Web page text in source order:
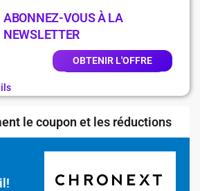
ABONNEZ-VOUS À LA
NEWSLETTER
OBTENIR L'OFFRE
le coupon et les réductions